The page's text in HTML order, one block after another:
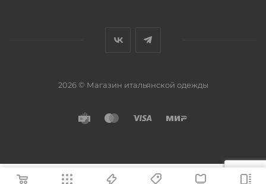
2026 © Магазин итальянской одежды